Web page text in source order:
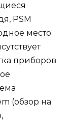
PSM
место
приборов
(обзор на